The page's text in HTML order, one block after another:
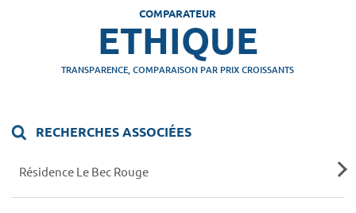
COMPARATEUR
ETHIQUE
TRANSPARENCE, COMPARAISON PAR PRIX CROISSANTS
RECHERCHES ASSOCIÉES
Résidence Le Bec Rouge